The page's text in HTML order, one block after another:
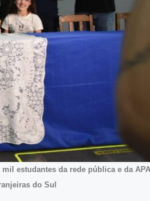
estudantes da rede pública e da
do Sul